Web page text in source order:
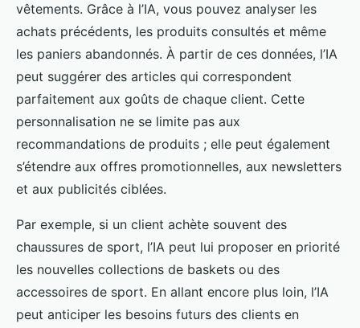
vêtements. Grâce à l’IA, vous pouvez analyser les
achats précédents, les produits consultés et même
les paniers abandonnés. À partir de ces données, l’IA
peut suggérer des articles qui correspondent
parfaitement aux goûts de chaque client. Cette
personnalisation ne se limite pas aux
recommandations de produits ; elle peut également
s’étendre aux offres promotionnelles, aux newsletters
et aux publicités ciblées.
Par exemple, si un client achète souvent des
chaussures de sport, l’IA peut lui proposer en priorité
les nouvelles collections de baskets ou des
accessoires de sport. En allant encore plus loin, l’IA
peut anticiper les besoins futurs des clients en